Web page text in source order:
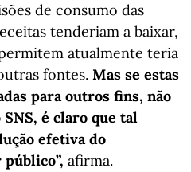
de consumo das
tenderiam a baixar,
atualmente teria
fontes. Mas se estas
para outros fins, não
é claro que tal
efetiva do
afirma.